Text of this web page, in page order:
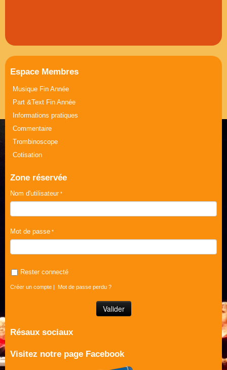
Espace Membres
Musique Fin Année
Part &Text Fin Année
Informations pratiques
Commentaire
Trombinoscope
Cotisation
Zone réservée
Nom d'utilisateur
Mot de passe
Rester connecté
Créer un compte | Mot de passe perdu ?
Résaux sociaux
Visitez notre page Facebook